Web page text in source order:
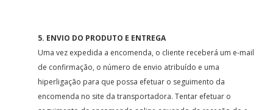
5. ENVIO DO PRODUTO E ENTREGA
Uma vez expedida a encomenda, o cliente receberá um e-mail
de confirmação, o número de envio atribuído e uma
hiperligação para que possa efetuar o seguimento da
encomenda no site da transportadora. Tentar efetuar o